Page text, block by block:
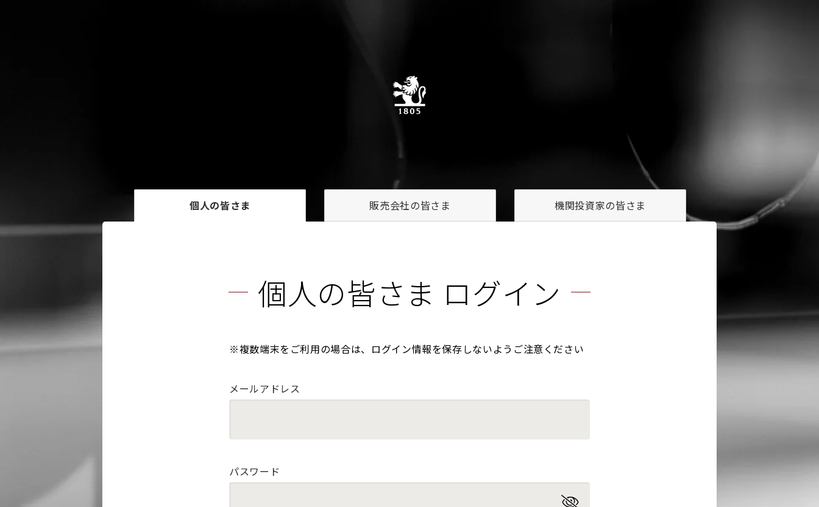
個人の皆さま 販売会社の皆さま 機関投資家の皆さま
個人の皆さま ログイン
※複数端末をご利用の場合は、ログイン情報を保存しないようご注意ください
メールアドレス
パスワード